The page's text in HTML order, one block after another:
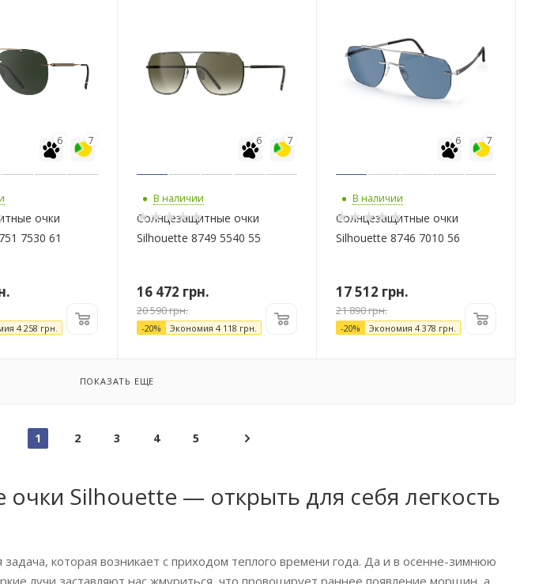
7
6
очки
7530 61
4 258 грн.
7
6
В наличии
Солнцезащитные очки
Silhouette 8749 5540 55
16 472 грн.
20 590грн.
-20% Экономия 4 118 грн.
7
6
В наличии
Солнцезащитные очки
Silhouette 8746 7010 56
17 512 грн.
21 890грн.
-20% Экономия 4 378 грн.
ПОКАЗАТЬ ЕЩЕ
1 2 3 4 5
Silhouette — открыть для себя легкость
которая возникает с приходом теплого времени года. Да и в осенне-зимнюю
лучи заставляют нас жмуриться, что провоцирует раннее появление морщин, а